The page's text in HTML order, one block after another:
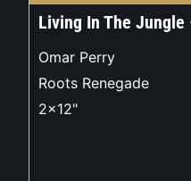
Living In The Jungle
Omar Perry
Roots Renegade
2x12"